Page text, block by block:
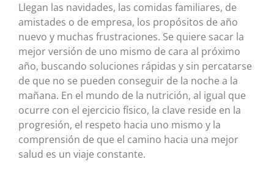
Llegan las navidades, las comidas familiares, de
amistades o de empresa, los propósitos de año
nuevo y muchas frustraciones. Se quiere sacar la
mejor versión de uno mismo de cara al próximo
año, buscando soluciones rápidas y sin percatarse
de que no se pueden conseguir de la noche a la
mañana. En el mundo de la nutrición, al igual que
ocurre con el ejercicio físico, la clave reside en la
progresión, el respeto hacia uno mismo y la
comprensión de que el camino hacia una mejor
salud es un viaje constante.